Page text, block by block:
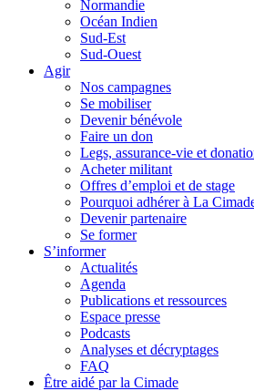
Normandie
Océan Indien
Sud-Est
Sud-Ouest
Agir
Nos campagnes
Se mobiliser
Devenir bénévole
Faire un don
Legs, assurance-vie et
Acheter militant
Offres d’emploi et de stage
Pourquoi adhérer à La
Devenir partenaire
Se former
S’informer
Actualités
Agenda
Publications et ressources
Espace presse
Podcasts
Analyses et décryptages
FAQ
Être aidé par la Cimade